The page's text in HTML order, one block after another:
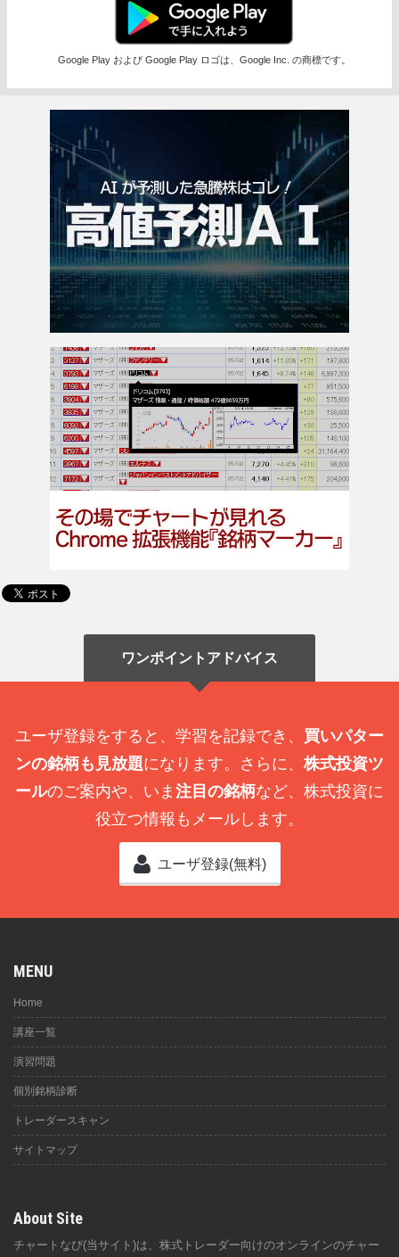
Google Play および Google Play ロゴは、Google Inc. の商標です。
ワンポイントアドバイス
ユーザ登録をすると、学習を記録でき、 買いパター
ンの銘柄も見放題になります。さらに、 株式投資ツ
ールのご案内や、いま 注目の銘柄など、株式投資に
役立つ情報もメールします。
ユーザ登録(無料)
MENU
Home
講座一覧
演習問題
個別銘柄診断
トレーダースキャン
サイトマップ
About Site
チャートなび(当サイト)は、株式トレーダー向けのオンラインのチャー